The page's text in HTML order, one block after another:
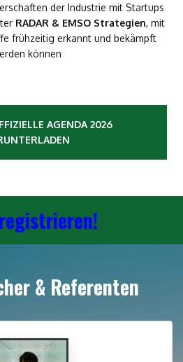
der Industrie mit Startups
RADAR & EMSO Strategien, mit
frühzeitig erkannt und bekämpft
können
AGENDA 2026
& Referenten